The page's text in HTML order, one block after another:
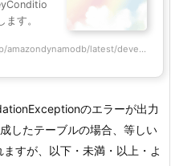
す。
amazondynamodb/latest/deve...
のエラーが出力
したテーブルの場合、等しい
ますが、以下・未満・以上・よ